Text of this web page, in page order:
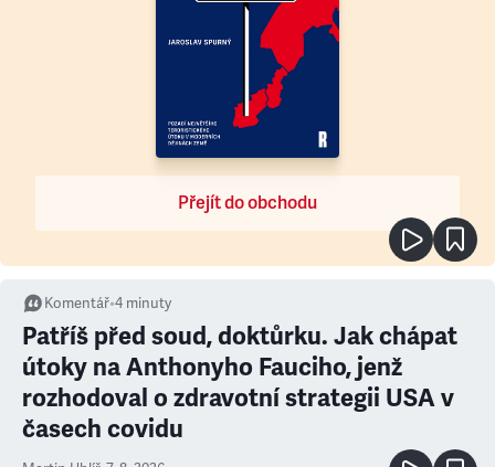
Přejít do obchodu
Komentář•4 minuty
Patříš před soud, doktůrku. Jak chápat
útoky na Anthonyho Fauciho, jenž
rozhodoval o zdravotní strategii USA v
časech covidu